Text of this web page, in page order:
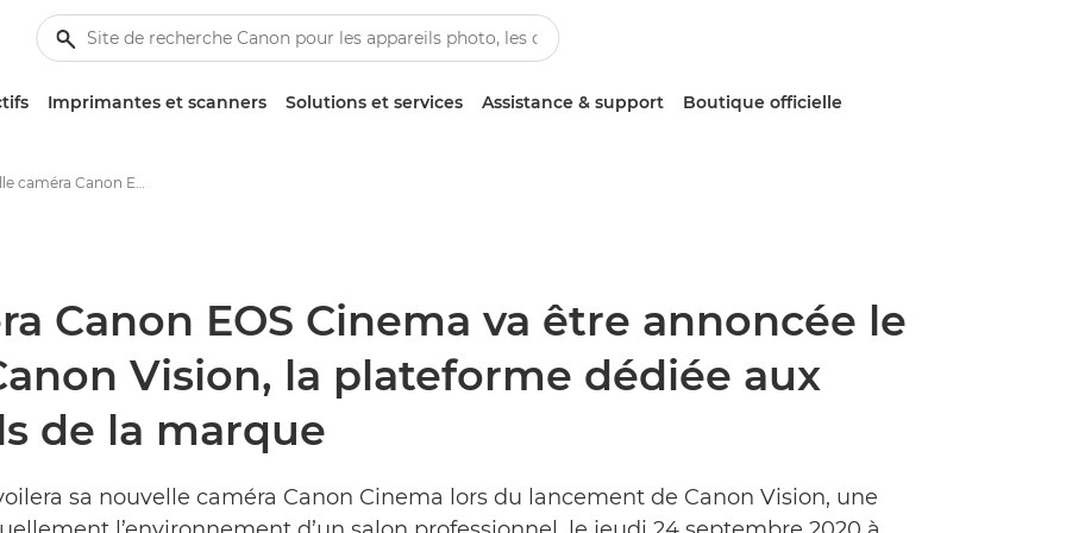
Imprimantes et scanners Solutions et services Assistance & support Boutique officielle
Une nouvelle caméra Canon EOS Cinema va être annoncée le 24 septembre sur Canon Vision, la plateforme dédiée aux événements virtuels de la marque - Centre de presse Canon
Canon EOS Cinema va être annoncée le
Vision, la plateforme dédiée aux
de la marque
sa nouvelle caméra Canon Cinema lors du lancement de Canon Vision, une